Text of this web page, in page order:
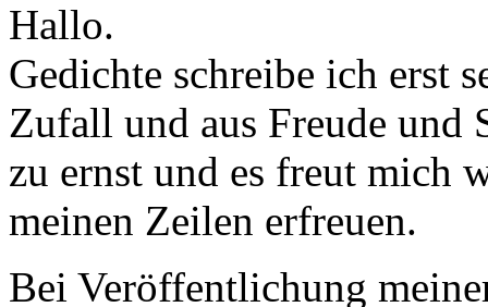
Hallo.
Gedichte schreibe ich erst
Zufall und aus Freude und
zu ernst und es freut mich
meinen Zeilen erfreuen.
Bei Veröffentlichung